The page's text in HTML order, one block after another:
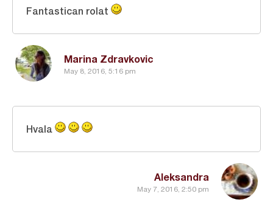
Marina Zdravkovic
May 8, 2016, 5:16 pm
Fantastican rolat
Aleksandra
May 7, 2016, 2:50 pm
Hvala